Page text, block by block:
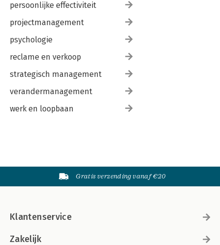
persoonlijke effectiviteit
projectmanagement
psychologie
reclame en verkoop
strategisch management
verandermanagement
werk en loopbaan
Gratis verzending vanaf €20
Klantenservice
Zakelijk